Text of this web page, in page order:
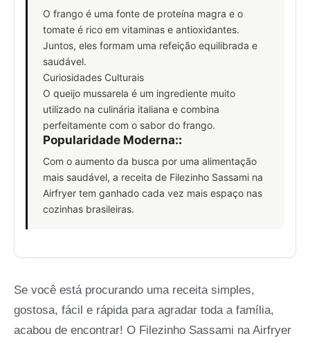
O frango é uma fonte de proteína magra e o
tomate é rico em vitaminas e antioxidantes.
Juntos, eles formam uma refeição equilibrada e
saudável.
Curiosidades Culturais
O queijo mussarela é um ingrediente muito
utilizado na culinária italiana e combina
perfeitamente com o sabor do frango.
Popularidade Moderna::
Com o aumento da busca por uma alimentação
mais saudável, a receita de Filezinho Sassami na
Airfryer tem ganhado cada vez mais espaço nas
cozinhas brasileiras.
Se você está procurando uma receita simples,
gostosa, fácil e rápida para agradar toda a família,
acabou de encontrar! O Filezinho Sassami na Airfryer